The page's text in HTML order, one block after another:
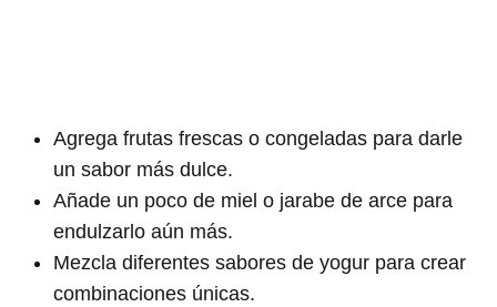
Agrega frutas frescas o congeladas para darle
un sabor más dulce.
Añade un poco de miel o jarabe de arce para
endulzarlo aún más.
Mezcla diferentes sabores de yogur para crear
combinaciones únicas.